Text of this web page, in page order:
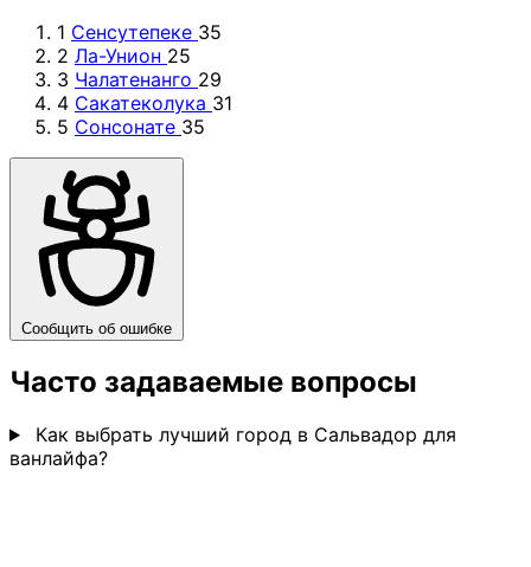
1 Сенсутепеке 35
2 Ла-Унион 25
3 Чалатенанго 29
4 Сакатеколука 31
5 Сонсонате 35
Сообщить об ошибке
Часто задаваемые вопросы
Как выбрать лучший город в Сальвадор для
ванлайфа?